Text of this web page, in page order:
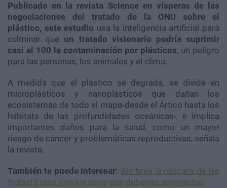
Publicado en la revista Science en vísperas de las
negociaciones del tratado de la ONU sobre el
plástico, este estudio usa la inteligencia artificial para
culminar que un tratado visionario podría suprimir
casi al 100 la contaminación por plásticos, un peligro
para las personas, los animales y el clima.
A medida que el plástico se degrada, se divide en
microplásticos y nanoplásticos que dañan los
ecosistemas de todo el mapa-desde el Ártico hasta los
hábitats de las profundidades oceánicas-, e implica
importantes daños para la salud, como un mayor
riesgo de cáncer y problemáticas reproductivas, señala
la revista.
También te puede interesar: ¡No tires la cáscara de las
frutas! Éstos son los usos que deberías aprovechar